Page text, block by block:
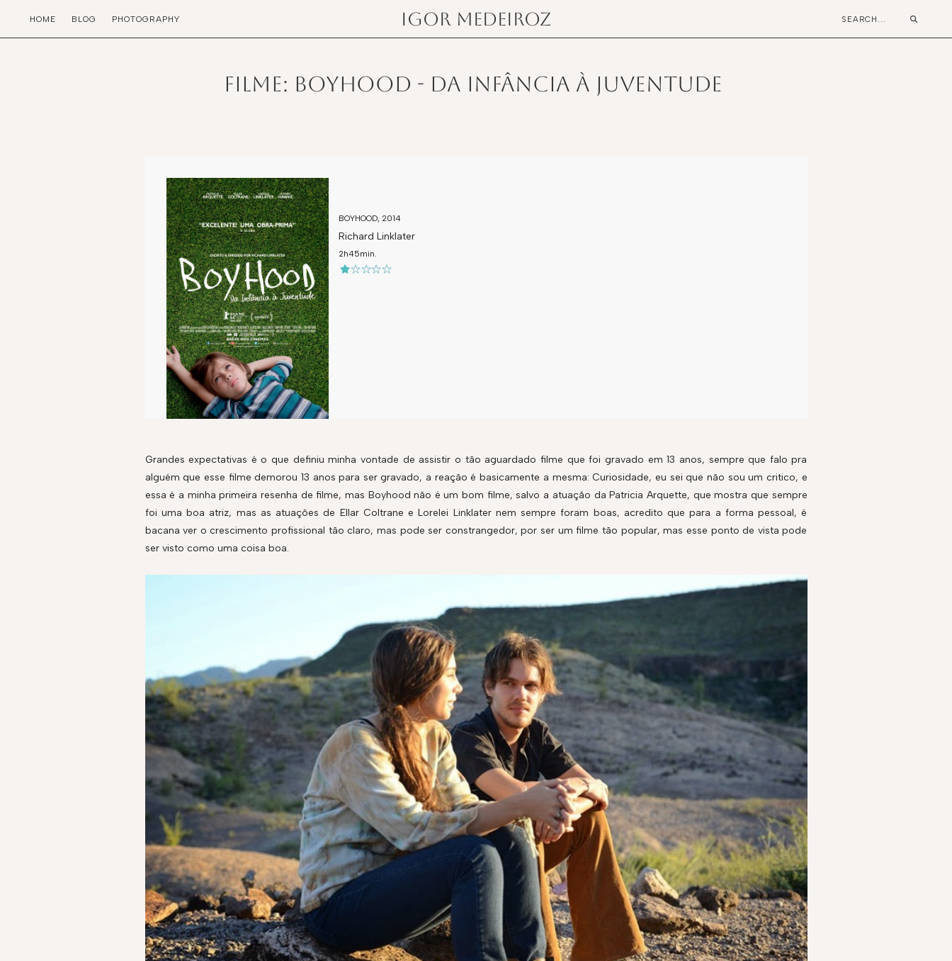
HOME BLOG PHOTOGRAPHY igor medeiroz
Filme: Boyhood - Da infância à juventude
BOYHOOD, 2014
Richard Linklater
2h45min.
Grandes expectativas é o que definiu minha vontade de assistir o tão aguardado filme que foi gravado em 13 anos, sempre que falo pra
alguém que esse filme demorou 13 anos para ser gravado, a reação é basicamente a mesma: Curiosidade, eu sei que não sou um critico, e
essa é a minha primeira resenha de filme, mas Boyhood não é um bom filme, salvo a atuação da Patricia Arquette, que mostra que sempre
foi uma boa atriz, mas as atuações de Ellar Coltrane e Lorelei Linklater nem sempre foram boas, acredito que para a forma pessoal, é
bacana ver o crescimento profissional tão claro, mas pode ser constrangedor, por ser um filme tão popular, mas esse ponto de vista pode
ser visto como uma coisa boa.